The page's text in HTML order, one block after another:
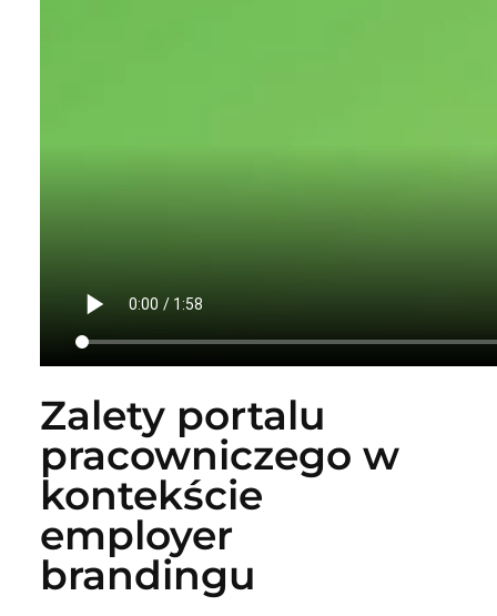
Zalety portalu
pracowniczego w
kontekście
employer
brandingu